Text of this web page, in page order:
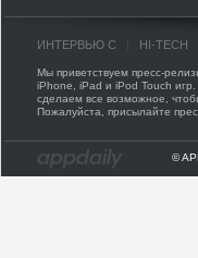
ИНТЕРВЬЮ С HI-TECH
Мы приветствуем пресс-
iPhone, iPad и iPod Touch
сделаем все возможное,
Пожалуйста, присылайте
©